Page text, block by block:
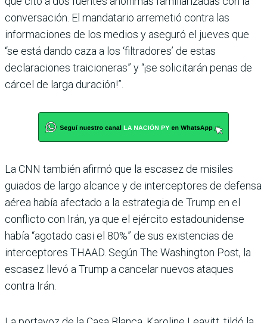
conversación. El mandatario arremetió contra las
informaciones de los medios y aseguró el jueves que
“se está dando caza a los ‘filtradores’ de estas
declaraciones traicioneras” y “¡se solicitarán penas de
cárcel de larga duración!”.
La CNN también afirmó que la escasez de misiles
guiados de largo alcance y de interceptores de defensa
aérea había afectado a la estrategia de Trump en el
conflicto con Irán, ya que el ejército estadounidense
había “agotado casi el 80%” de sus existencias de
interceptores THAAD. Según The Washington Post, la
escasez llevó a Trump a cancelar nuevos ataques
contra Irán.